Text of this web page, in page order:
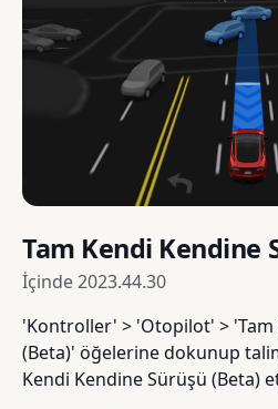
Tam Kendi Kendine
İçinde2023.44.30
'Kontroller' > 'Otopilot' > 'Tam
(Beta)' öğelerine dokunup
Kendi Kendine Sürüşü (Beta)